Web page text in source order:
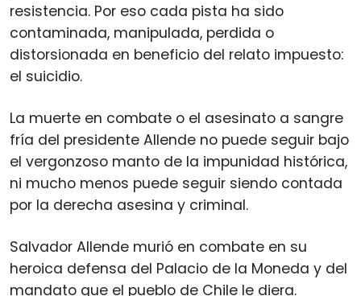
resistencia. Por eso cada pista ha sido
contaminada, manipulada, perdida o
distorsionada en beneficio del relato impuesto:
el suicidio.
La muerte en combate o el asesinato a sangre
fría del presidente Allende no puede seguir bajo
el vergonzoso manto de la impunidad histórica,
ni mucho menos puede seguir siendo contada
por la derecha asesina y criminal.
Salvador Allende murió en combate en su
heroica defensa del Palacio de la Moneda y del
mandato que el pueblo de Chile le diera.